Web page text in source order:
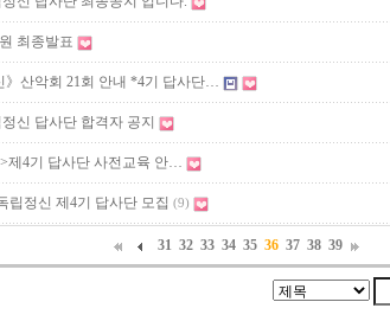
최종발표
》산악회 21회 안내 *4기 답사단…
신 답사단 합격자 공지
제4기 답사단 사전교육 안…
립정신 제4기 답사단 모집 (9)
31 32 33 34 35 36 37 38 39